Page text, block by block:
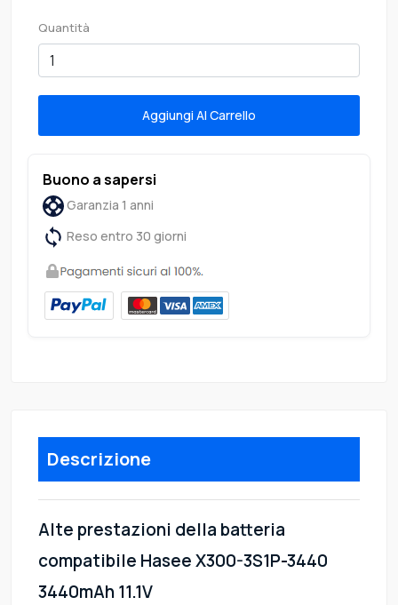
Quantità
Aggiungi Al Carrello
Buono a sapersi
Garanzia 1 anni
Reso entro 30 giorni
Descrizione
Alte prestazioni della batteria
compatibile Hasee X300-3S1P-3440
3440mAh 11.1V